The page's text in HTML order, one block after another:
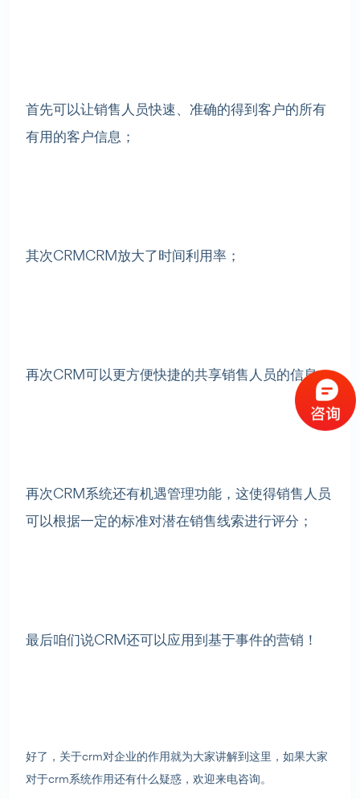
首先可以让销售人员快速、准确的得到客户的所有
有用的客户信息；
其次CRMCRM放大了时间利用率；
再次CRM可以更方便快捷的共享销售人员的信息；
再次CRM系统还有机遇管理功能，这使得销售人员
可以根据一定的标准对潜在销售线索进行评分；
最后咱们说CRM还可以应用到基于事件的营销！
好了，关于crm对企业的作用就为大家讲解到这里，如果大家
对于crm系统作用还有什么疑惑，欢迎来电咨询。